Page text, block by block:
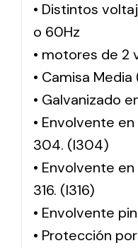
• Distintos
o 60Hz
• motores de 2
• Camisa
• Galvanizado
• Envolvente
304. (I304)
• Envolvente
316. (I316)
• Envolvente
• Protección